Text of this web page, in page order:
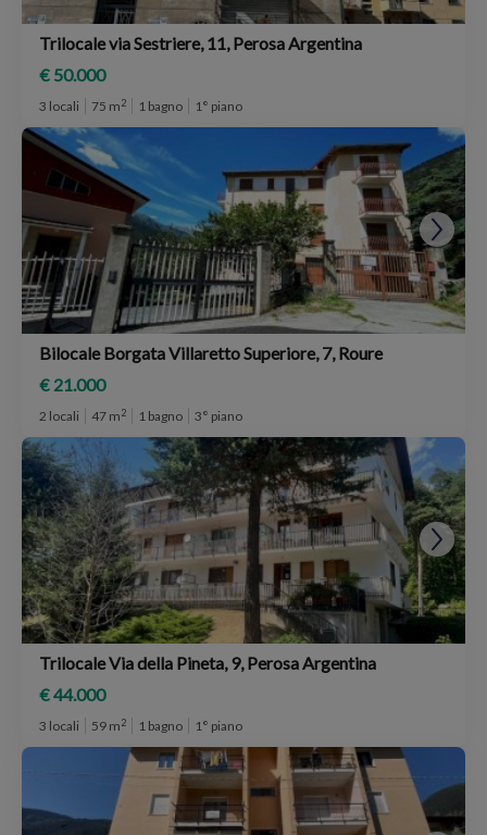
Trilocale via Sestriere, 11, Perosa Argentina
€ 50.000
3 locali 75 m2 1 bagno 1° piano
Bilocale Borgata Villaretto Superiore, 7, Roure
€ 21.000
2 locali 47 m2 1 bagno 3° piano
Trilocale Via della Pineta, 9, Perosa Argentina
€ 44.000
3 locali 59 m2 1 bagno 1° piano